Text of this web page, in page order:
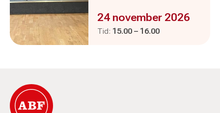
Evenemanget är :
24 november 2026
Tid: Pågår mellan
15.00 – och
16.00